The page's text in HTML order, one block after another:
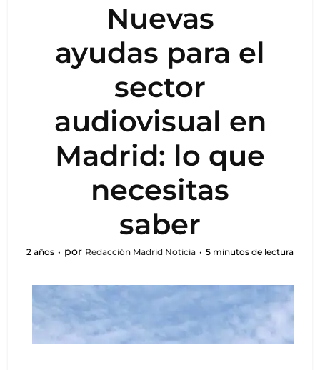
Nuevas
ayudas para el
sector
audiovisual en
Madrid: lo que
necesitas
saber
2 años por Redacción Madrid Noticia 5 minutos de lectura